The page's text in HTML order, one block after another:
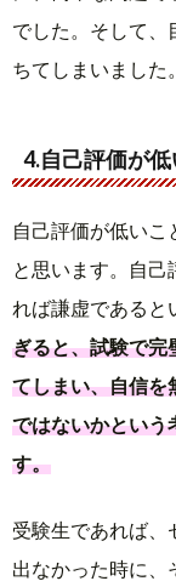
でした。そして、
ちてしまいました。
4.自己評価が低
自己評価が低い
と思います。自己
れば謙虚であると
ぎると、試験で完
てしまい、自信を
ではないかという
す。
受験生であれば、
出なかった時に、